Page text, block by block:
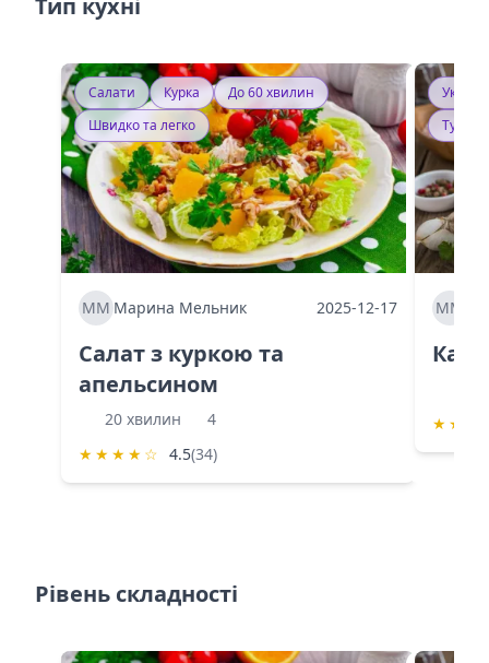
Тип кухні
Салати Курка
До 60 хвилин
Швидко та легко
ММ Марина Мельник 2025-12-17
Салат з куркою та
апельсином
20 хвилин
4
★ ★ ★ ★ ☆ 4.5(34)
ММ
★ ★
Рівень складності